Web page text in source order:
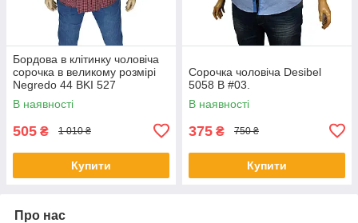
Бордова в клітинку чоловіча
сорочка в великому розмірі
Negredo 44 BKI 527
В наявності
505 ₴ 1 010 ₴
Купити
Сорочка чоловіча Desibel
5058 B #03.
В наявності
375 ₴ 750 ₴
Купити
Про нас